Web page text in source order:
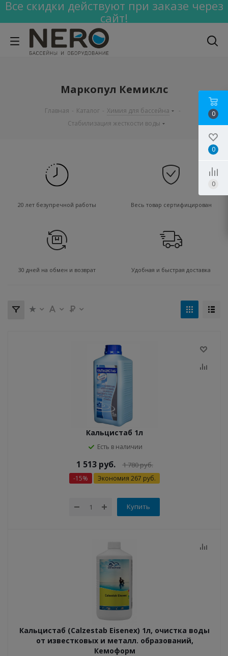
Все скидки действуют при заказе через
сайт!
Маркопул Кемиклс
Главная - Каталог - Химия для бассейна
-
Стабилизация жесткости воды
20 лет безупречной работы Весь товар сертифицирован
30 дней на обмен и возврат Удобная и быстрая доставка
Кальцистаб 1л
Есть в наличии
1 513руб. 1 780руб.
-15% Экономия 267 руб.
Купить
Кальцистаб (Calzestab Eisenеx) 1л, очистка воды
от известковых и металл. образований,
Кемоформ
0
0
0